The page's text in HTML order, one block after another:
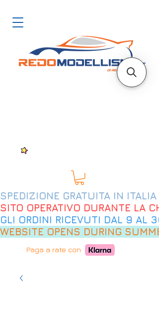
SPEDIZIONE GRATUITA IN ITALIA
Paga a rate con
SITO OPERATIVO DURANTE LA
GLI ORDINI RICEVUTI DAL 9 AL
WEBSITE OPENS DURING